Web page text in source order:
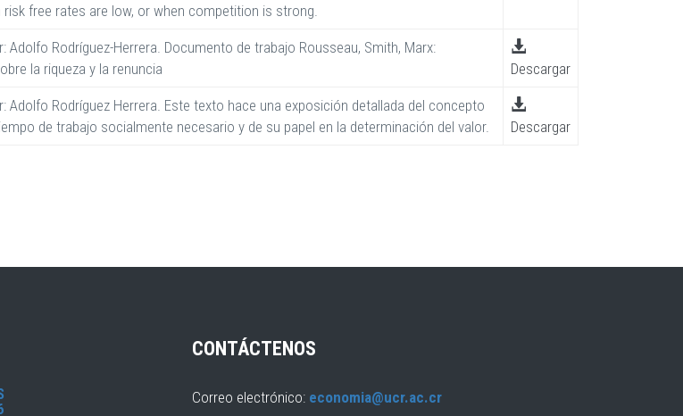
risk free rates are low, or when competition is strong.
Adolfo Rodríguez-Herrera. Documento de trabajo Rousseau, Smith, Marx:
la riqueza y la renuncia
Descargar
Adolfo Rodríguez Herrera. Este texto hace una exposición detallada del concepto
de trabajo socialmente necesario y de su papel en la determinación del valor.
Descargar
CONTÁCTENOS
Correo electrónico: economia@ucr.ac.cr